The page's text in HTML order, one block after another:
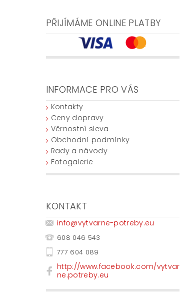
PŘIJÍMÁME ONLINE PLATBY
INFORMACE PRO VÁS
Kontakty
Ceny dopravy
Věrnostní sleva
Obchodní podmínky
Rady a návody
Fotogalerie
KONTAKT
info@vytvarne-potreby.eu
608 046 543
777 604 089
http://www.facebook.com/vytvar
ne.potreby.eu